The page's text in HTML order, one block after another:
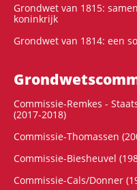
Grondwet van 1815:
koninkrijk
Grondwet van 1814: een
Commissie-Remkes -
(2017-2018)
Commissie-Thomassen
Commissie-Biesheuvel
Commissie-Cals/Donner